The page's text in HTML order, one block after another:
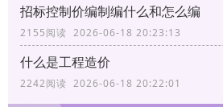
招标控制价编制编什么和怎么编
2155阅读 2026-06-18 20:23:13
什么是工程造价
2242阅读 2026-06-18 20:22:01